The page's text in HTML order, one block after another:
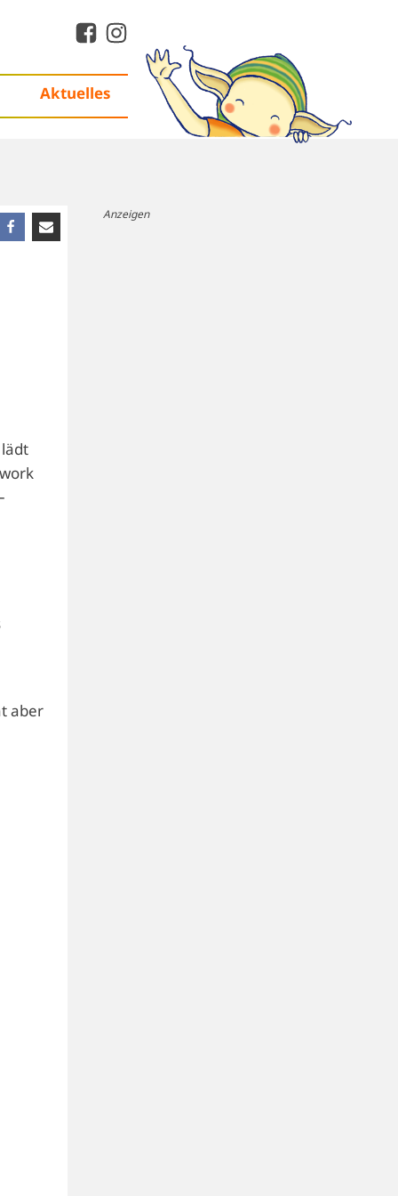
Aktuelles
aber
Anzeigen